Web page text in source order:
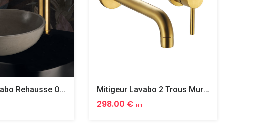
Mitigeur Lavabo Rehausse Ortence Pvd Or Brosse Mitigeur Lavabo 2 Trous Mural Ortence Pvd Or Brosse
298.00 € HT